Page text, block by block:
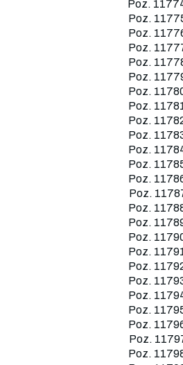
Poz.
Poz.
Poz.
Poz.
Poz.
Poz.
Poz.
Poz.
Poz.
Poz.
Poz.
Poz.
Poz.
Poz.
Poz.
Poz.
Poz.
Poz.
Poz.
Poz.
Poz.
Poz.
Poz.
Poz.
Poz.